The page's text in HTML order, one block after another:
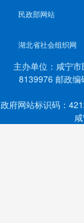
民政部网站
湖北省社会组织网
主办单位：咸宁
8139976 邮政
政府网站标识码：